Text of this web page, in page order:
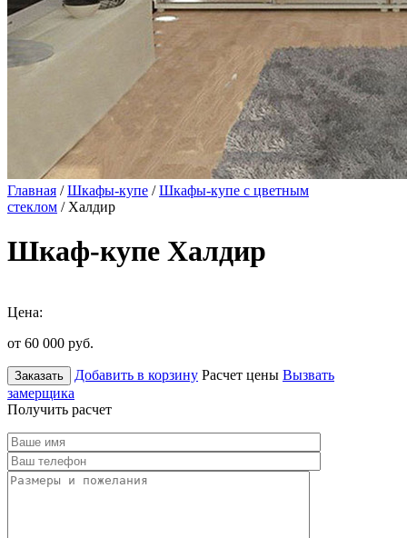
Главная /Шкафы-купе /Шкафы-купе с цветным
стеклом / Халдир
Шкаф-купе Халдир
Цена:
от 60 000 руб.
Заказать Добавить в корзину Расчет цены Вызвать
замерщика
Получить расчет